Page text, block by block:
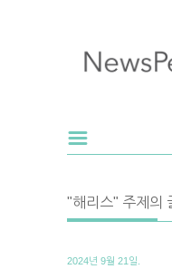
"해리스" 주제의
2024년 9월 21일.